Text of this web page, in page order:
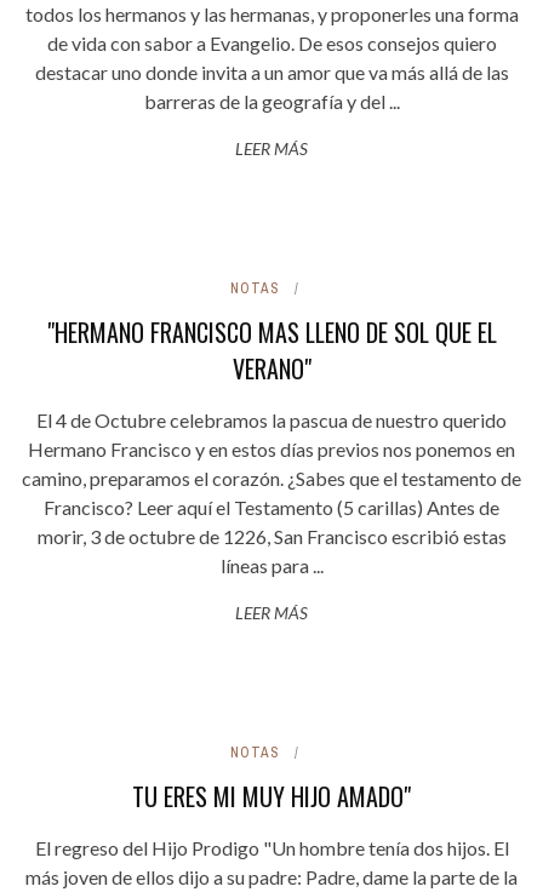
todos los hermanos y las hermanas, y proponerles una forma
de vida con sabor a Evangelio. De esos consejos quiero
destacar uno donde invita a un amor que va más allá de las
barreras de la geografía y del ...
LEER MÁS
NOTAS
"HERMANO FRANCISCO MAS LLENO DE SOL QUE EL
VERANO"
El 4 de Octubre celebramos la pascua de nuestro querido
Hermano Francisco y en estos días previos nos ponemos en
camino, preparamos el corazón. ¿Sabes que el testamento de
Francisco? Leer aquí el Testamento (5 carillas) Antes de
morir, 3 de octubre de 1226, San Francisco escribió estas
líneas para ...
LEER MÁS
NOTAS
TU ERES MI MUY HIJO AMADO"
El regreso del Hijo Prodigo "Un hombre tenía dos hijos. El
más joven de ellos dijo a su padre: Padre, dame la parte de la